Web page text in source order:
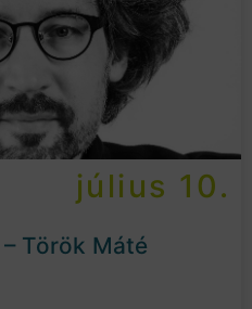
július 10.
Török Máté